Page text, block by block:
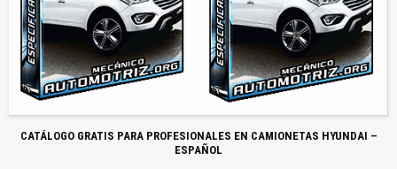
CATÁLOGO GRATIS PARA PROFESIONALES EN CAMIONETAS HYUNDAI –
ESPAÑOL